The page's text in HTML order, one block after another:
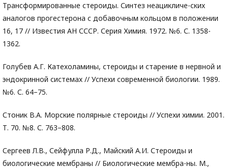
Трансформированные стероиды. Синтез неацикличе-ских
аналогов прогестерона с добавочным кольцом в положении
16, 17 // Известия АН СССР. Серия Химия. 1972. №6. С. 1358-
1362.
Голубев А.Г. Катехоламины, стероиды и старение в нервной и
эндокринной системах // Успехи современной биологии. 1989.
№6. С. 64–75.
Стоник В.А. Морские полярные стероиды // Успехи химии. 2001.
Т. 70. №8. С. 763–808.
Сергеев Л.В., Сейфулла Р.Д., Майский А.И. Стероиды и
биологические мембраны // Биологические мембра-ны. М.,